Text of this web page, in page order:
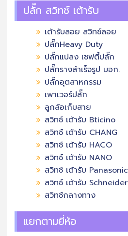
ปลั๊ก สวิทช์ เต้ารับ
เต้ารับลอย สวิทช์ลอย
ปลั๊กHeavy Duty
ปลั๊กแปลง เซฟตี้ปลั๊ก
ปลั๊กรางสำเร็จรูป มอก.
ปลั๊กอุตสาหกรรม
เพาเวอร์ปลั๊ก
ลูกล้อเก็บสาย
สวิทช์ เต้ารับ Bticino
สวิทช์ เต้ารับ CHANG
สวิทช์ เต้ารับ HACO
สวิทช์ เต้ารับ NANO
สวิทช์ เต้ารับ Panasonic
สวิทช์ เต้ารับ Schneider
สวิทช์กลางทาง
แยกตามยี่ห้อ